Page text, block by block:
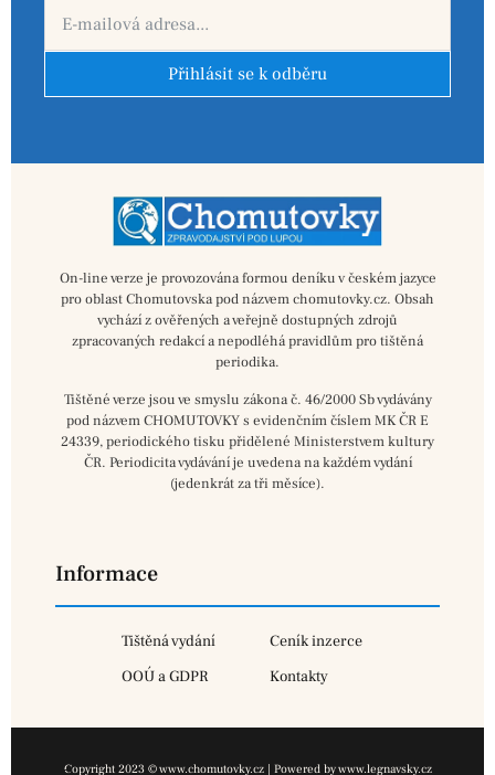
Přihlásit se k odběru
On-line verze je provozována formou deníku v českém jazyce
pro oblast Chomutovska pod názvem chomutovky.cz. Obsah
vychází z ověřených a veřejně dostupných zdrojů
zpracovaných redakcí a nepodléhá pravidlům pro tištěná
periodika.
Tištěné verze jsou ve smyslu zákona č. 46/2000 Sb vydávány
pod názvem CHOMUTOVKY s evidenčním číslem MK ČR E
24339, periodického tisku přidělené Ministerstvem kultury
ČR. Periodicita vydávání je uvedena na každém vydání
(jedenkrát za tři měsíce).
Informace
Tištěná vydání
Ceník inzerce
OOÚ a GDPR
Kontakty
Copyright 2023 © www.chomutovky.cz | Powered by www.legnavsky.cz